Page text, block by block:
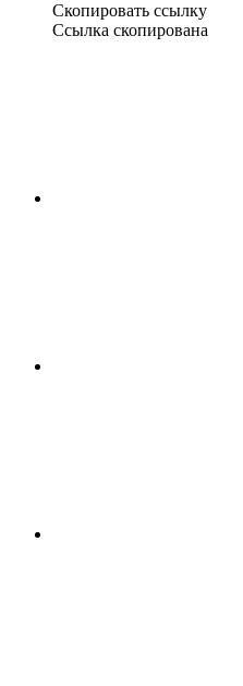
Скопировать ссылку
Ссылка скопирована